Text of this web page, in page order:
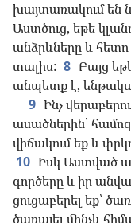
խայտառակում են
Աստծուց, եթե
անձրևները և
տալիս: 8 Բայց
անպետք է, ենթակա
9 Ինչ
ասածներին՝
վիճակում եք և
10 Իսկ Աստված
գործերը և իր
ցուցաբերել եք՝
ծառայել մինչև